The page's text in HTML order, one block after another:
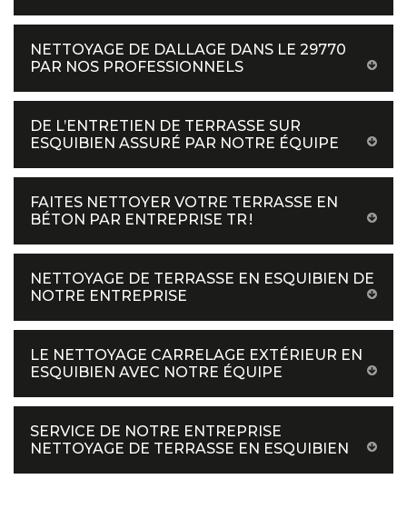
NETTOYAGE DE DALLAGE DANS LE 29770
PAR NOS PROFESSIONNELS
DE L’ENTRETIEN DE TERRASSE SUR
ESQUIBIEN ASSURÉ PAR NOTRE ÉQUIPE
FAITES NETTOYER VOTRE TERRASSE EN
BÉTON PAR ENTREPRISE TR !
NETTOYAGE DE TERRASSE EN ESQUIBIEN DE
NOTRE ENTREPRISE
LE NETTOYAGE CARRELAGE EXTÉRIEUR EN
ESQUIBIEN AVEC NOTRE ÉQUIPE
SERVICE DE NOTRE ENTREPRISE
NETTOYAGE DE TERRASSE EN ESQUIBIEN